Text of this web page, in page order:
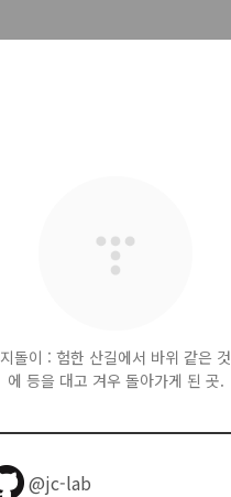
지돌이 : 험한 산길에서 바위 같은 것
에 등을 대고 겨우 돌아가게 된 곳.
@jc-lab